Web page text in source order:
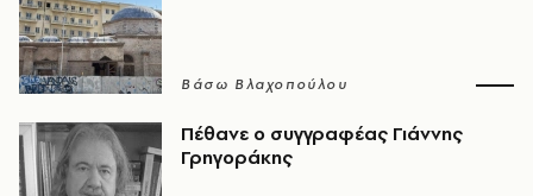
Βάσω Βλαχοπούλου
Πέθανε ο συγγραφέας Γιάννης
Γρηγοράκης